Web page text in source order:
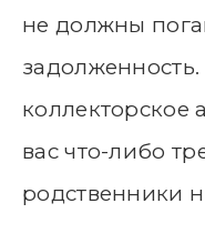
не должны
коллекторское
вас что-либо
родственники